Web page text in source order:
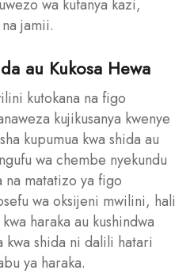
wa kufanya kazi,
jamii.
au Kukosa Hewa
kutokana na figo
kujikusanya kwenye
kupumua kwa shida au
wa chembe nyekundu
na matatizo ya figo
wa oksijeni mwilini, hali
haraka au kushindwa
kwa shida ni dalili hatari
ya haraka.